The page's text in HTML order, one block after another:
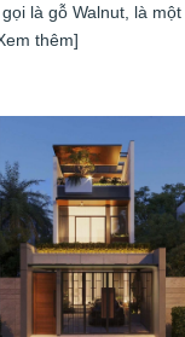
là gỗ Walnut, là một
thêm]